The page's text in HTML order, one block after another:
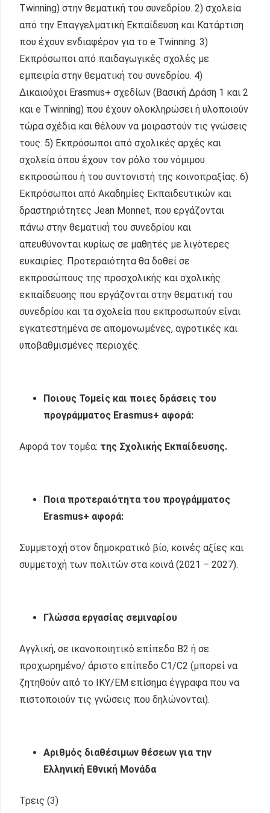
Twinning) στην θεματική του συνεδρίου. 2) σχολεία
από την Επαγγελματική Εκπαίδευση και Κατάρτιση
που έχουν ενδιαφέρον για το e Twinning. 3)
Εκπρόσωποι από παιδαγωγικές σχολές με
εμπειρία στην θεματική του συνεδρίου. 4)
Δικαιούχοι Erasmus+ σχεδίων (Βασική Δράση 1 και 2
και e Twinning) που έχουν ολοκληρώσει ή υλοποιούν
τώρα σχέδια και θέλουν να μοιραστούν τις γνώσεις
τους. 5) Εκπρόσωποι από σχολικές αρχές και
σχολεία όπου έχουν τον ρόλο του νόμιμου
εκπροσώπου ή του συντονιστή της κοινοπραξίας. 6)
Εκπρόσωποι από Ακαδημίες Εκπαιδευτικών και
δραστηριότητες Jean Monnet, που εργάζονται
πάνω στην θεματική του συνεδρίου και
απευθύνονται κυρίως σε μαθητές με λιγότερες
ευκαιρίες. Προτεραιότητα θα δοθεί σε
εκπροσώπους της προσχολικής και σχολικής
εκπαίδευσης που εργάζονται στην θεματική του
συνεδρίου και τα σχολεία που εκπροσωπούν είναι
εγκατεστημένα σε απομονωμένες, αγροτικές και
υποβαθμισμένες περιοχές.
Ποιους Τομείς και ποιες δράσεις του
προγράμματος Erasmus+ αφορά:
Αφορά τον τομέα: της Σχολικής Εκπαίδευσης.
Ποια προτεραιότητα του προγράμματος
Erasmus+ αφορά:
Συμμετοχή στον δημοκρατικό βίο, κοινές αξίες και
συμμετοχή των πολιτών στα κοινά (2021 – 2027).
Γλώσσα εργασίας σεμιναρίου
Αγγλική, σε ικανοποιητικό επίπεδο Β2 ή σε
προχωρημένο/ άριστο επίπεδο C1/C2 (μπορεί να
ζητηθούν από το ΙΚΥ/ΕΜ επίσημα έγγραφα που να
πιστοποιούν τις γνώσεις που δηλώνονται).
Αριθμός διαθέσιμων θέσεων για την
Ελληνική Εθνική Μονάδα
Τρεις (3)